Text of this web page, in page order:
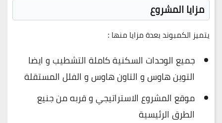
مزايا المشروع
يتميز الكمبوند بعدة مزايا منها :
جميع الوحدات السكنية كاملة التشطيب و ايضا
التوين هاوس و التاون هاوس و الفلل المستقلة
موقع المشروع الاستراتيجي و قربه من جنيع
الطرق الرئيسية